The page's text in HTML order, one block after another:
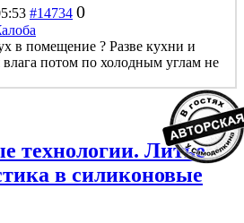
#14734 0
в помещение ? Разве кухни и
потом по холодным углам не
технологии. Литье
в силиконовые